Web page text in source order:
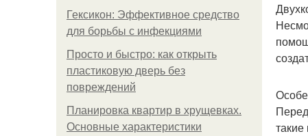
Гексикон: Эффективное средство
для борьбы с инфекциями
Просто и быстро: как открыть
пластиковую дверь без
повреждений
Планировка квартир в хрущевках.
Основные характеристики